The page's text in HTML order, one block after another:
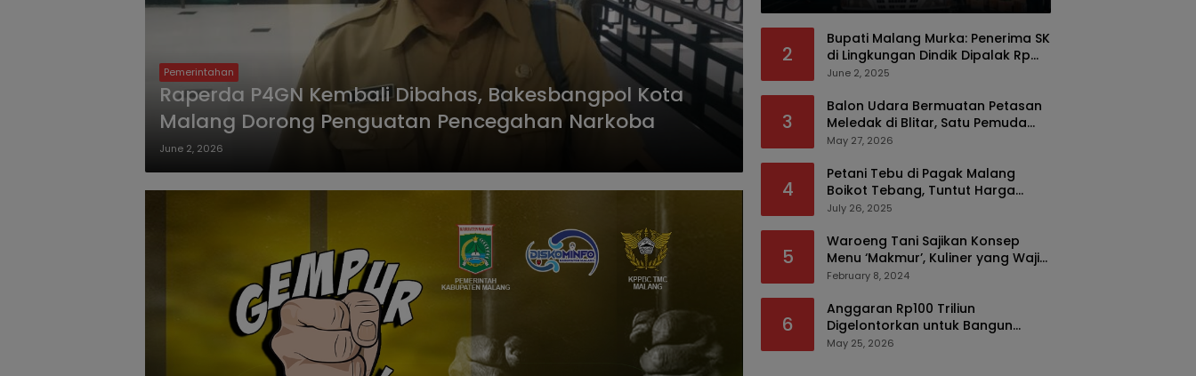
Pemerintahan
Raperda P4GN Kembali Dibahas, Bakesbangpol Kota
Malang Dorong Penguatan Pencegahan Narkoba
June 2, 2026
2
Bupati Malang Murka: Penerima SK
di Lingkungan Dindik Dipalak Rp
150 Ribu Pakai Modus Tumpengan,
June 2, 2025
3
Balon Udara Bermuatan Petasan
Meledak di Blitar, Satu Pemuda
Tewas dan Dua Anak Luka Serius
May 27, 2026
4
Petani Tebu di Pagak Malang
Boikot Tebang, Tuntut Harga
yang Layak
July 26, 2025
5
Waroeng Tani Sajikan Konsep
Menu ‘Makmur’, Kuliner yang Wajib
Dikunjungi di Malang
February 8, 2024
6
Anggaran Rp100 Triliun
Digelontorkan untuk Bangun
Kembali Sumatra, Hunian Korban
May 25, 2026